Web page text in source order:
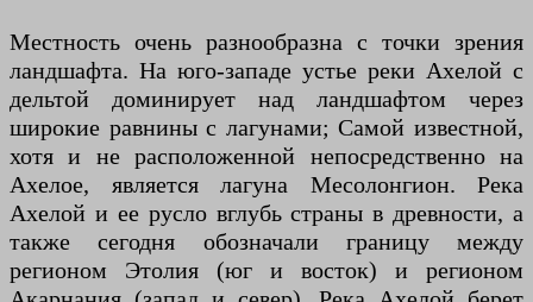
Местность очень разнообразна с точки зрения
ландшафта. На юго-западе устье реки Ахелой с
дельтой доминирует над ландшафтом через
широкие равнины с лагунами; Самой известной,
хотя и не расположенной непосредственно на
Ахелое, является лагуна Месолонгион. Река
Ахелой и ее русло вглубь страны в древности, а
также сегодня обозначали границу между
регионом Этолия (юг и восток) и регионом